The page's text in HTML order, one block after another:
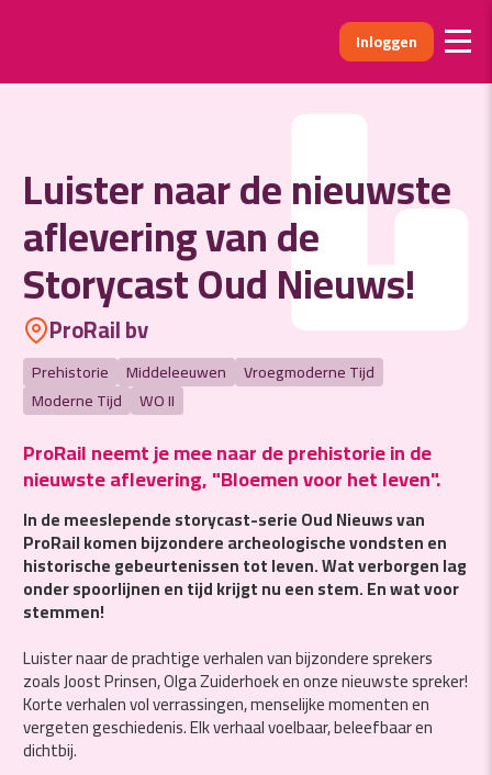
Inloggen
L
Luister naar de nieuwste
aflevering van de
Storycast Oud Nieuws!
ProRail bv
Prehistorie Middeleeuwen
Vroegmoderne Tijd
Moderne Tijd
WO II
ProRail neemt je mee naar de prehistorie in de
nieuwste aflevering, "Bloemen voor het leven".
In de meeslepende storycast-serie Oud Nieuws van
ProRail komen bijzondere archeologische vondsten en
historische gebeurtenissen tot leven. Wat verborgen lag
onder spoorlijnen en tijd krijgt nu een stem. En wat voor
stemmen!
Luister naar de prachtige verhalen van bijzondere sprekers
zoals Joost Prinsen, Olga Zuiderhoek en onze nieuwste spreker!
Korte verhalen vol verrassingen, menselijke momenten en
vergeten geschiedenis. Elk verhaal voelbaar, beleefbaar en
dichtbij.